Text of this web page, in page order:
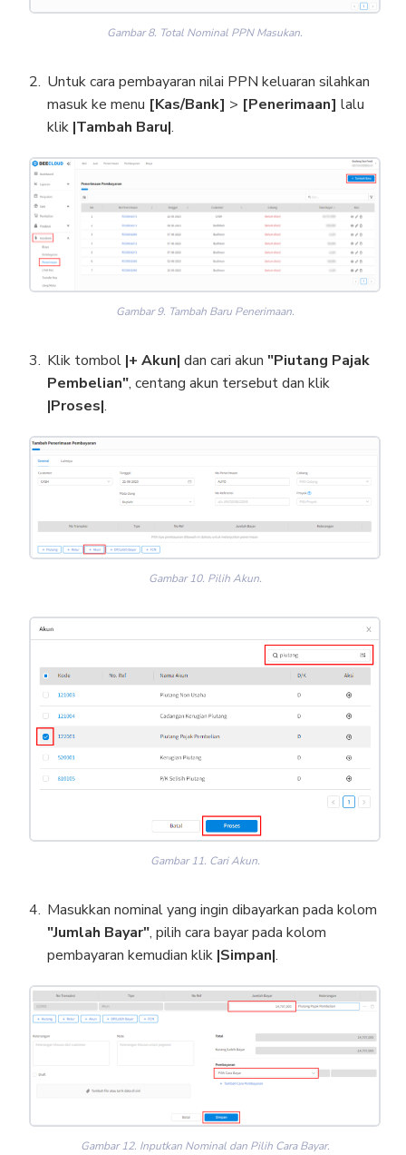
Gambar 8. Total Nominal PPN Masukan.
Untuk cara pembayaran nilai PPN keluaran silahkan
masuk ke menu [Kas/Bank] > [Penerimaan] lalu
klik |Tambah Baru|.
Gambar 9. Tambah Baru Penerimaan.
Klik tombol |+ Akun| dan cari akun "Piutang Pajak
Pembelian", centang akun tersebut dan klik
|Proses|.
Gambar 10. Pilih Akun.
Gambar 11. Cari Akun.
Masukkan nominal yang ingin dibayarkan pada kolom
"Jumlah Bayar", pilih cara bayar pada kolom
pembayaran kemudian klik |Simpan|.
Gambar 12. Inputkan Nominal dan Pilih Cara Bayar.